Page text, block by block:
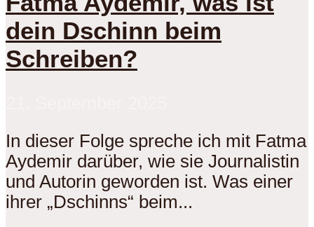
dein Dschinn beim
Schreiben?
In dieser Folge spreche ich mit Fatma
Aydemir darüber, wie sie Journalistin
und Autorin geworden ist. Was einer
ihrer „Dschinns“ beim...